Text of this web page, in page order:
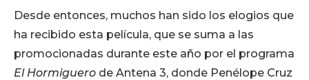
Desde entonces, muchos han sido los elogios que
ha recibido esta película, que se suma a las
promocionadas durante este año por el programa
El Hormiguero de Antena 3, donde Penélope Cruz